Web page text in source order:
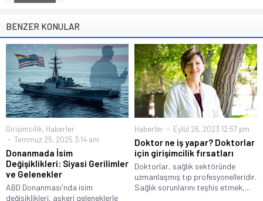
BENZER KONULAR
Girişimcilik, Haberler
Temmuz 25, 2025 3:14 am
Donanmada İsim
Değişiklikleri: Siyasi Gerilimler
ve Gelenekler
ABD Donanması'nda isim
değişiklikleri, askeri geleneklerle
Haberler Eylül 26, 2023 12:57 pm
Doktor ne iş yapar? Doktorlar
için girişimcilik fırsatları
Doktorlar, sağlık sektöründe
uzmanlaşmış tıp profesyonelleridir.
Sağlık sorunlarını teşhis etmek,...